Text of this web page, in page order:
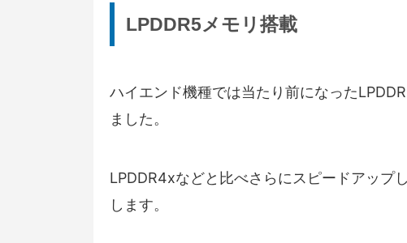
LPDDR5メモリ搭載
ハイエンド機種では当たり前になった
ました。
LPDDR4xなどと比べさらにスピードアップ
します。